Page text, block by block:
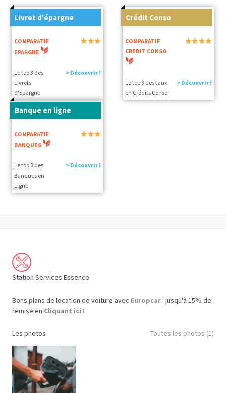
Livret d'épargne
COMPARATIF
EPARGNE
Le top 3 des
Livrets
d'Epargne
> Découvrir !
Crédit Conso
COMPARATIF
CREDIT CONSO
Le top 3 des taux
en Crédits Conso
> Découvrir !
Banque en ligne
COMPARATIF
BANQUES
Le top 3 des
Banques en
Ligne
> Découvrir !
Station Services Essence
Bons plans de location de voiture avec Europcar : jusqu'à 15% de
remise en Cliquant ici !
Les photos Toutes les photos (1)